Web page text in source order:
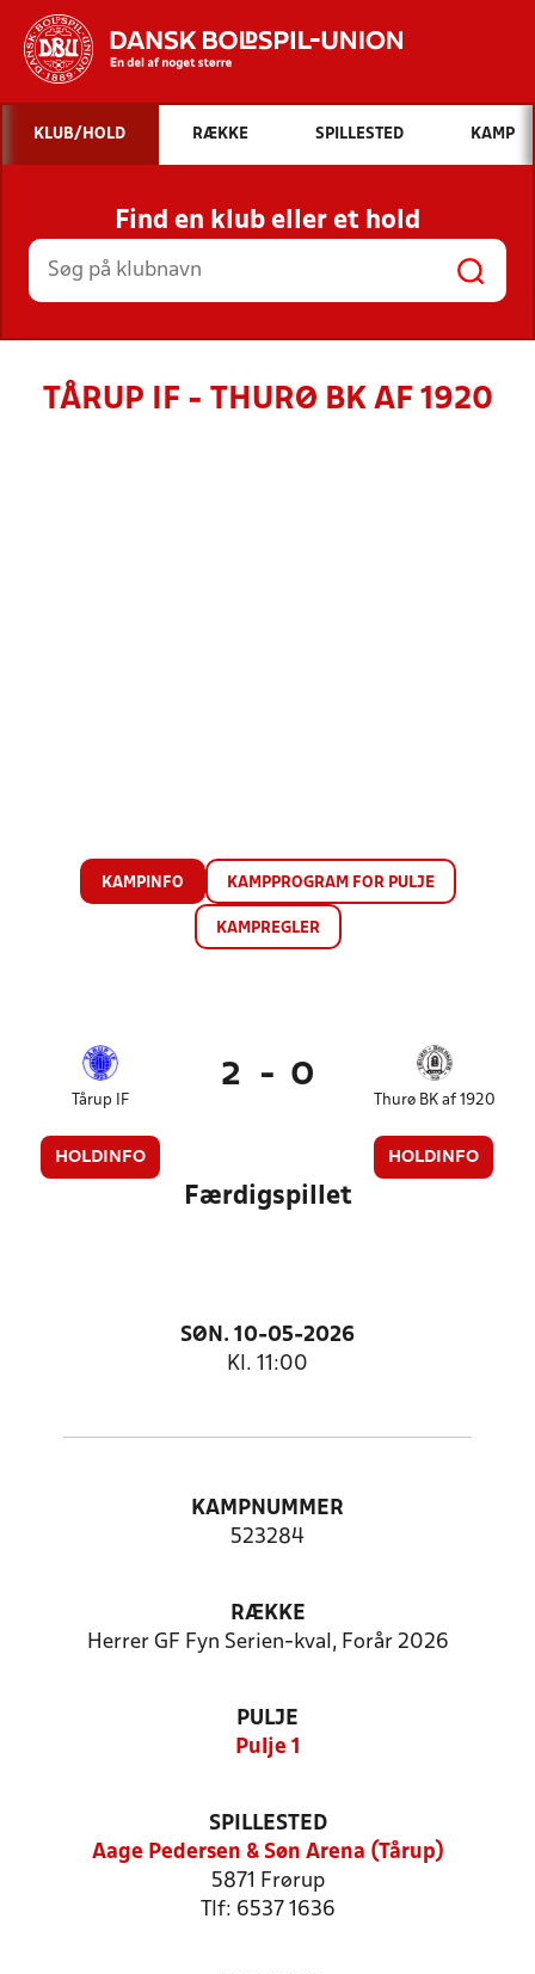
Hvad vil du søge efter?
INDHOLD OG NYHEDER
STILLINGER, RESULTATER, KLUBBER OG
HOLD
KLUB/HOLD RÆKKE SPILLESTED KAMP
Find en klub eller et hold
TÅRUP IF - THURØ BK AF 1920
KAMPINFO KAMPPROGRAM FOR PULJE
KAMPREGLER
Tårup IF
HOLDINFO
2 - 0
Thurø BK af 1920
HOLDINFO
Færdigspillet
SØN. 10-05-2026
Kl. 11:00
KAMPNUMMER
523284
RÆKKE
Herrer GF Fyn Serien-kval, Forår 2026
PULJE
Pulje 1
SPILLESTED
Aage Pedersen & Søn Arena (Tårup)
5871 Frørup
Tlf: 6537 1636